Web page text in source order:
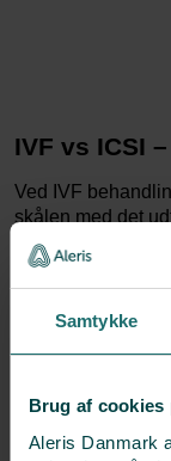
Samtykke
Brug af cookies
Aleris Danmark
IVF vs ICSI
Ved IVF
skålen med det
forsøgt befrugtet
befrugtning og
ICSI metoden
hjælpes en